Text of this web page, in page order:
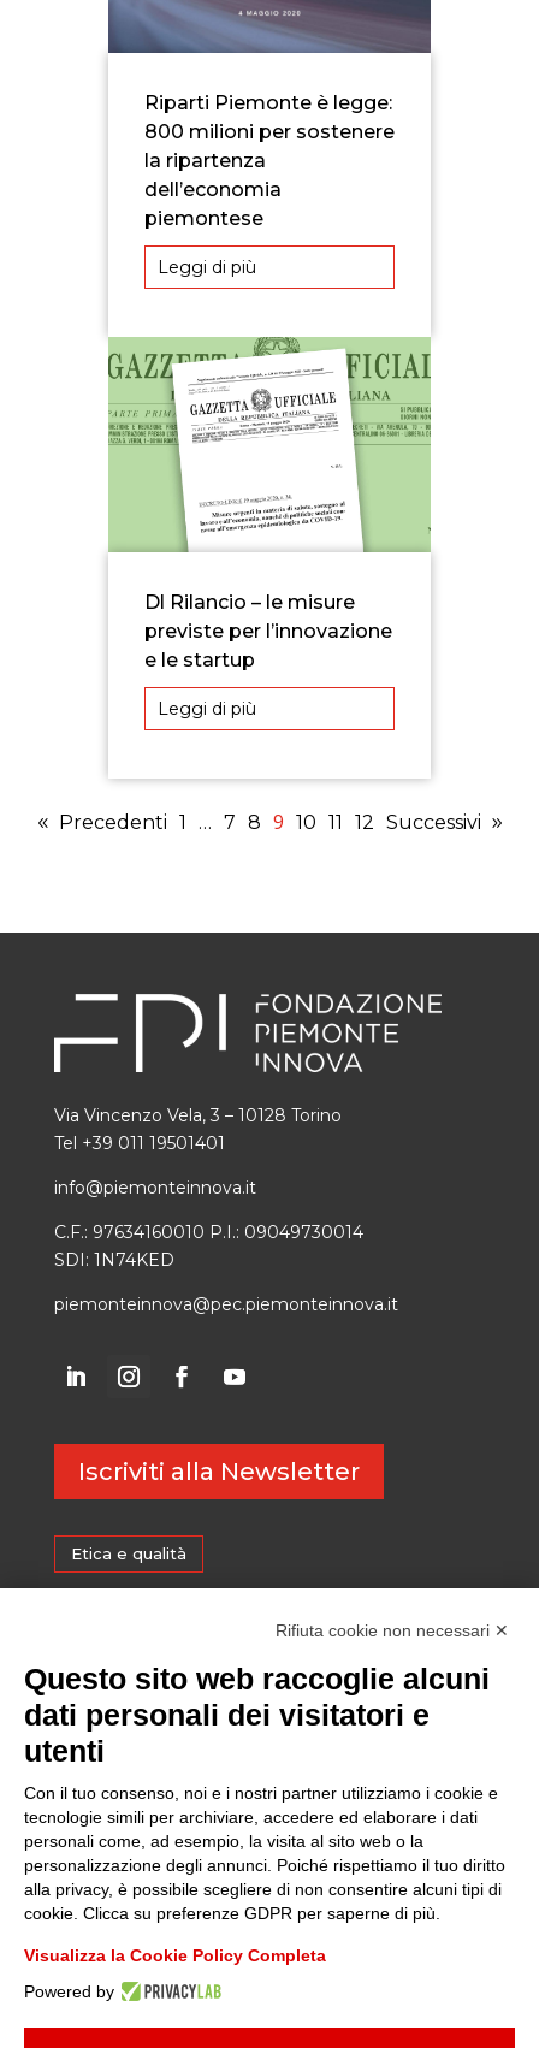
Riparti Piemonte è legge:
800 milioni per sostenere
la ripartenza
dell’economia
piemontese
Leggi di più
Dl Rilancio – le misure
previste per l’innovazione
e le startup
Leggi di più
Precedenti 1 … 7 8 9 10 11 12 Successivi
Via Vincenzo Vela, 3 – 10128 Torino
Tel +39 011 19501401
info@piemonteinnova.it
C.F.: 97634160010 P.I.: 09049730014
SDI: 1N74KED
piemonteinnova@pec.piemonteinnova.it
Iscriviti alla Newsletter
Etica e qualità
Sostenibilità
Media
Whistleblowing
Rifiuta cookie non necessari ✕
Questo sito web raccoglie alcuni
dati personali dei visitatori e
utenti
Con il tuo consenso, noi e i nostri partner utilizziamo i cookie e
tecnologie simili per archiviare, accedere ed elaborare i dati
personali come, ad esempio, la visita al sito web o la
personalizzazione degli annunci. Poiché rispettiamo il tuo diritto
alla privacy, è possibile scegliere di non consentire alcuni tipi di
cookie. Clicca su preferenze GDPR per saperne di più.
Visualizza la Cookie Policy Completa
Powered by